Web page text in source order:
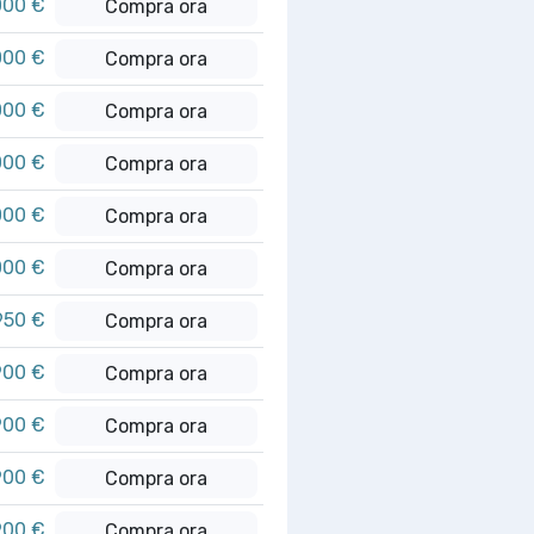
€ Compra ora
€ Compra ora
€ Compra ora
€ Compra ora
€ Compra ora
€ Compra ora
€ Compra ora
€ Compra ora
€ Compra ora
€ Compra ora